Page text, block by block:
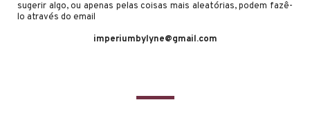
sugerir algo, ou apenas pelas coisas mais aleatórias, podem fazê-
lo através do email
imperiumbylyne@gmail.com